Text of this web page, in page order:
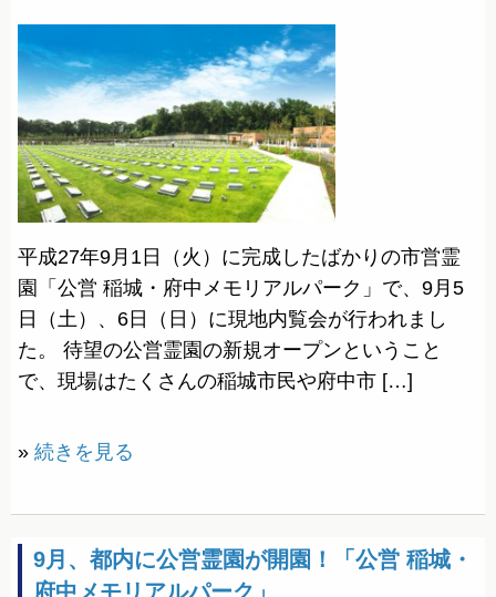
平成27年9月1日（火）に完成したばかりの市営霊
園「公営 稲城・府中メモリアルパーク」で、9月5
日（土）、6日（日）に現地内覧会が行われまし
た。 待望の公営霊園の新規オープンということ
で、現場はたくさんの稲城市民や府中市 […]
» 続きを見る
9月、都内に公営霊園が開園！「公営 稲城・
府中メモリアルパーク」